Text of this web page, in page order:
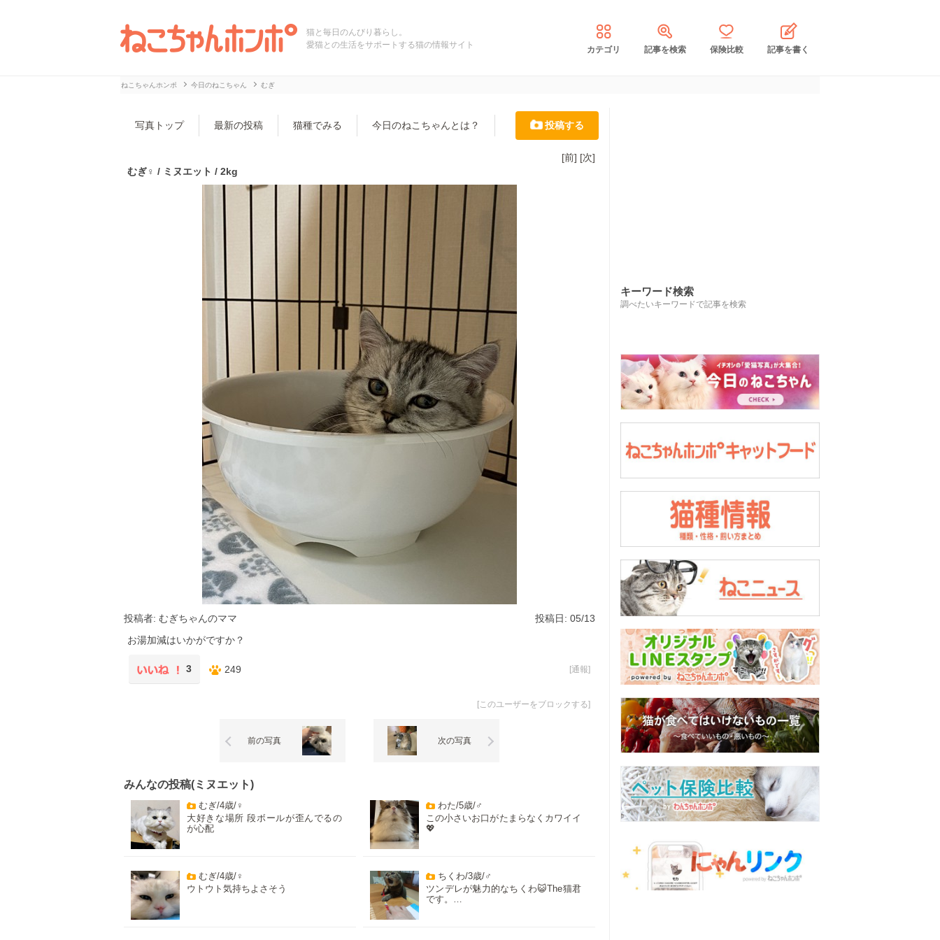
猫と毎日のんびり暮らし。
愛猫との生活をサポートする猫の情報サイト
カテゴリ 記事を検索 保険比較 記事を書く
ねこちゃんホンポ 今日のねこちゃん むぎ
写真トップ 最新の投稿 猫種でみる 今日のねこちゃんとは？ 投稿する
[前] [次]
むぎ♀ / ミヌエット / 2kg
投稿者: むぎちゃんのママ
投稿日: 05/13
お湯加減はいかがですか？
3 249 [通報]
[このユーザーをブロックする]
前の写真 次の写真
みんなの投稿(ミヌエット)
むぎ/4歳/♀
大好きな場所 段ボールが歪んでるの
が心配
わた/5歳/♂
この小さいお口がたまらなくカワイイ
💖
むぎ/4歳/♀
ウトウト気持ちよさそう
ちくわ/3歳/♂
ツンデレが魅力的なちくわ😺The猫君
です。…
キーワード検索
調べたいキーワードで記事を検索